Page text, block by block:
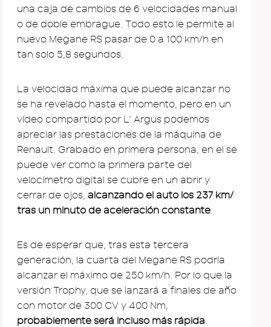
una caja de cambios de 6 velocidades manual
o de doble embrague. Todo esto le permite al
nuevo Megane RS pasar de 0 a 100 km/h en
tan solo 5,8 segundos.
La velocidad máxima que puede alcanzar no
se ha revelado hasta el momento, pero en un
vídeo compartido por L’ Argus podemos
apreciar las prestaciones de la máquina de
Renault. Grabado en primera persona, en el se
puede ver como la primera parte del
velocímetro digital se cubre en un abrir y
cerrar de ojos, alcanzando el auto los 237 km/
tras un minuto de aceleración constante
Es de esperar que, tras esta tercera
generación, la cuarta del Megane RS podría
alcanzar el máximo de 250 km/h. Por lo que la
versión Trophy, que se lanzará a finales de año
con motor de 300 CV y 400 Nm,
probablemente será incluso más rápida